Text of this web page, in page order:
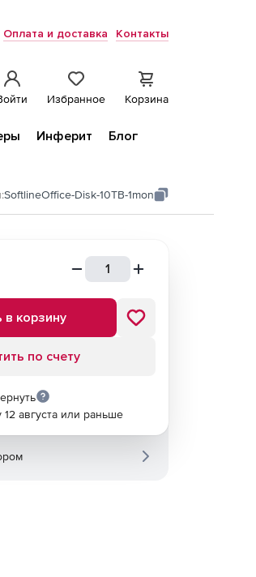
Оплата и доставка Контакты
Избранное Корзина
Инферит
Блог
SoftlineOffice-Disk-10TB-1mon
корзину
по счету
12 августа или раньше